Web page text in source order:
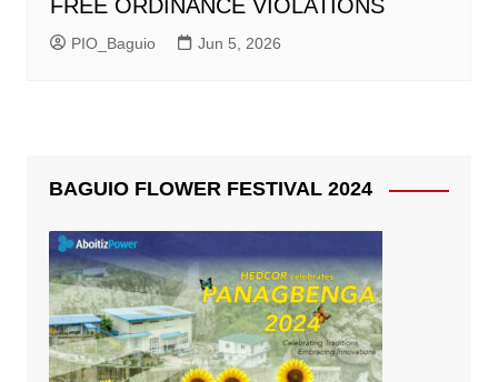
FREE ORDINANCE VIOLATIONS
PIO_Baguio Jun 5, 2026
BAGUIO FLOWER FESTIVAL 2024